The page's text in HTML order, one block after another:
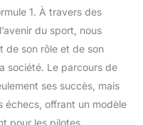
1. À travers des
du sport, nous
de son rôle et de son
société. Le parcours de
ses succès, mais
échecs, offrant un modèle
pour les pilotes